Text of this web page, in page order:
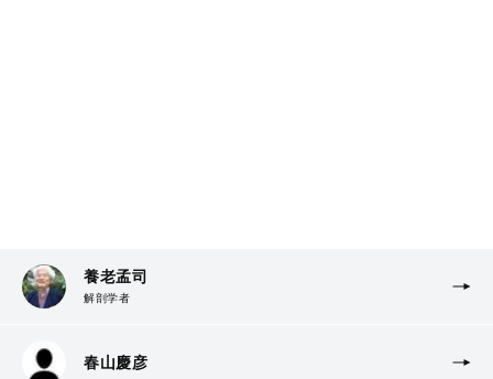
養老孟司
解剖学者
春山慶彦